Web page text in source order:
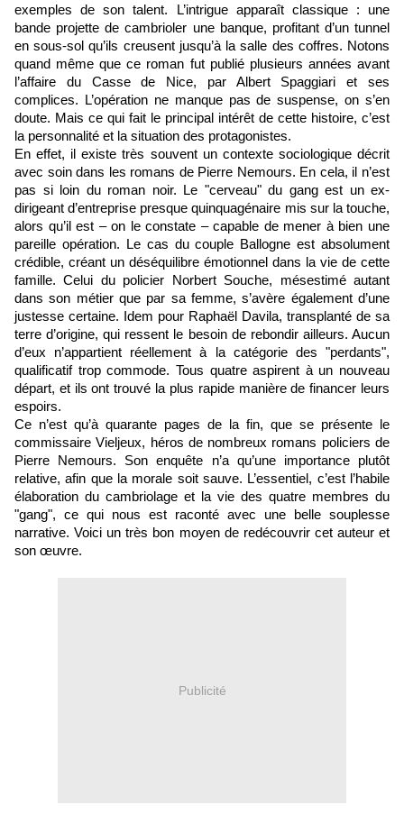
exemples de son talent. L’intrigue apparaît classique : une
bande projette de cambrioler une banque, profitant d’un tunnel
en sous-sol qu’ils creusent jusqu’à la salle des coffres. Notons
quand même que ce roman fut publié plusieurs années avant
l’affaire du Casse de Nice, par Albert Spaggiari et ses
complices. L’opération ne manque pas de suspense, on s’en
doute. Mais ce qui fait le principal intérêt de cette histoire, c’est
la personnalité et la situation des protagonistes.
En effet, il existe très souvent un contexte sociologique décrit
avec soin dans les romans de Pierre Nemours. En cela, il n’est
pas si loin du roman noir. Le "cerveau" du gang est un ex-
dirigeant d’entreprise presque quinquagénaire mis sur la touche,
alors qu’il est – on le constate – capable de mener à bien une
pareille opération. Le cas du couple Ballogne est absolument
crédible, créant un déséquilibre émotionnel dans la vie de cette
famille. Celui du policier Norbert Souche, mésestimé autant
dans son métier que par sa femme, s’avère également d’une
justesse certaine. Idem pour Raphaël Davila, transplanté de sa
terre d’origine, qui ressent le besoin de rebondir ailleurs. Aucun
d’eux n’appartient réellement à la catégorie des "perdants",
qualificatif trop commode. Tous quatre aspirent à un nouveau
départ, et ils ont trouvé la plus rapide manière de financer leurs
espoirs.
Ce n’est qu’à quarante pages de la fin, que se présente le
commissaire Vieljeux, héros de nombreux romans policiers de
Pierre Nemours. Son enquête n’a qu’une importance plutôt
relative, afin que la morale soit sauve. L’essentiel, c’est l’habile
élaboration du cambriolage et la vie des quatre membres du
"gang", ce qui nous est raconté avec une belle souplesse
narrative. Voici un très bon moyen de redécouvrir cet auteur et
son œuvre.
Publicité